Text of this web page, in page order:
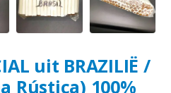
uit BRAZILIË /
Rústica) 100%